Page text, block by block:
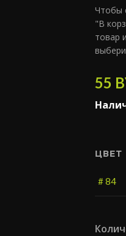
Чтобы
"В
товар
55
ЦВЕТ